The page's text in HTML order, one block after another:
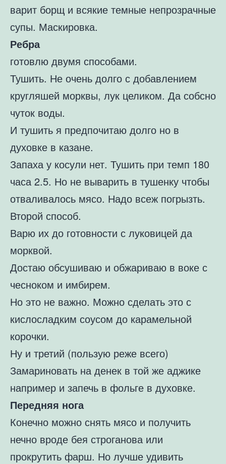
варит борщ и всякие темные непрозрачные
супы. Маскировка.
Ребра
готовлю двумя способами.
Тушить. Не очень долго с добавлением
кругляшей морквы, лук целиком. Да собсно
чуток воды.
И тушить я предпочитаю долго но в
духовке в казане.
Запаха у косули нет. Тушить при темп 180
часа 2.5. Но не выварить в тушенку чтобы
отваливалось мясо. Надо всеж погрызть.
Второй способ.
Варю их до готовности с луковицей да
морквой.
Достаю обсушиваю и обжариваю в воке с
чесноком и имбирем.
Но это не важно. Можно сделать это с
кислосладким соусом до карамельной
корочки.
Ну и третий (пользую реже всего)
Замариновать на денек в той же аджике
например и запечь в фольге в духовке.
Передняя нога
Конечно можно снять мясо и получить
нечно вроде бея строганова или
прокрутить фарш. Но лучше удивить